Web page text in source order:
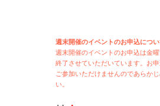
週末開催のイベントのお申込につ
週末開催のイベントのお申込は金
終了させていただいています。お
ご参加いただけませんのであらか
い。